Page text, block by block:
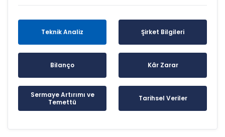
Teknik Analiz Şirket Bilgileri
Bilanço Kâr Zarar
Sermaye Artırımı ve
Temettü
Tarihsel Veriler